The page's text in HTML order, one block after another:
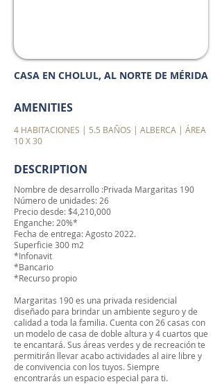
CASA EN CHOLUL, AL NORTE DE MÉRIDA
AMENITIES
4 HABITACIONES | 5.5 BAÑOS | ALBERCA | ÁREA
10 X 30
DESCRIPTION
Nombre de desarrollo :Privada Margaritas 190
Número de unidades: 26
Precio desde: $4,210,000
Enganche: 20%*
Fecha de entrega: Agosto 2022.
Superficie 300 m2
*Infonavit
*Bancario
*Recurso propio
Margaritas 190 es una privada residencial
diseñado para brindar un ambiente seguro y de
calidad a toda la familia. Cuenta con 26 casas con
un modelo de casa de doble altura y 4 cuartos que
te encantará. Sus áreas verdes y de recreación te
permitirán llevar acabo actividades al aire libre y
de convivencia con los tuyos. Siempre
encontrarás un espacio especial para ti.